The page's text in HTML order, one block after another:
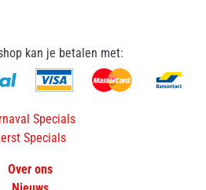
kan je betalen met:
Specials
Specials
Over ons